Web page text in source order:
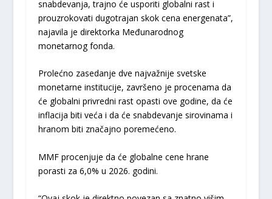
snabdevanja, trajno će usporiti globalni rast i
prouzrokovati dugotrajan skok cena energenata”,
najavila je direktorka Međunarodnog
monetarnog fonda.
Prolećno zasedanje dve najvažnije svetske
monetarne institucije, završeno je procenama da
će globalni privredni rast opasti ove godine, da će
inflacija biti veća i da će snabdevanje sirovinama i
hranom biti značajno poremećeno.
MMF procenjuje da će globalne cene hrane
porasti za 6,0% u 2026. godini.